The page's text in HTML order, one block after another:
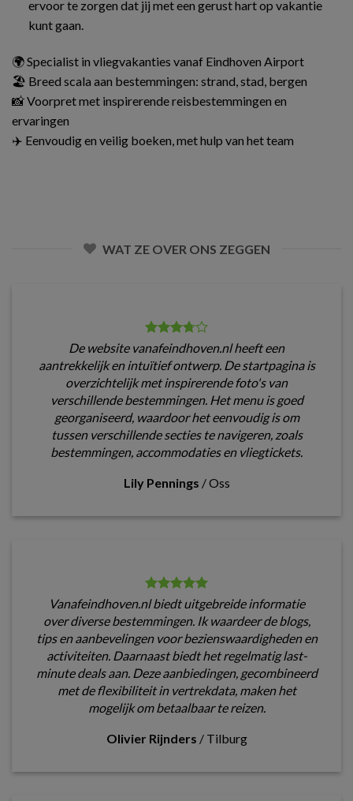
ervoor te zorgen dat jij met een gerust hart op vakantie
kunt gaan.
🌍 Specialist in vliegvakanties vanaf Eindhoven Airport
🏖️ Breed scala aan bestemmingen: strand, stad, bergen
📸 Voorpret met inspirerende reisbestemmingen en
ervaringen
✈️ Eenvoudig en veilig boeken, met hulp van het team
WAT ZE OVER ONS ZEGGEN
De website vanafeindhoven.nl heeft een
aantrekkelijk en intuïtief ontwerp. De startpagina is
overzichtelijk met inspirerende foto's van
verschillende bestemmingen. Het menu is goed
georganiseerd, waardoor het eenvoudig is om
tussen verschillende secties te navigeren, zoals
bestemmingen, accommodaties en vliegtickets.
Lily Pennings /Oss
Vanafeindhoven.nl biedt uitgebreide informatie
over diverse bestemmingen. Ik waardeer de blogs,
tips en aanbevelingen voor bezienswaardigheden en
activiteiten. Daarnaast biedt het regelmatig last-
minute deals aan. Deze aanbiedingen, gecombineerd
met de flexibiliteit in vertrekdata, maken het
mogelijk om betaalbaar te reizen.
Olivier Rijnders / Tilburg